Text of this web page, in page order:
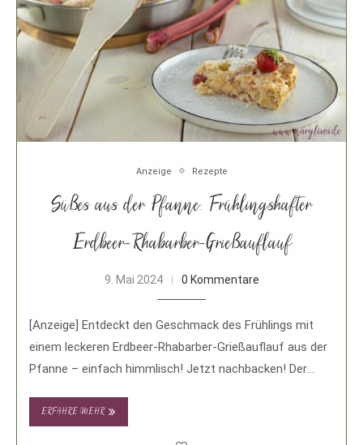
Anzeige Rezepte
Süßes aus der Pfanne: Frühlingshafter
Erdbeer-Rhabarber-Grießauflauf
9. Mai 2024 0 Kommentare
[Anzeige] Entdeckt den Geschmack des Frühlings mit
einem leckeren Erdbeer-Rhabarber-Grießauflauf aus der
Pfanne – einfach himmlisch! Jetzt nachbacken! Der
ERFAHRE MEHR